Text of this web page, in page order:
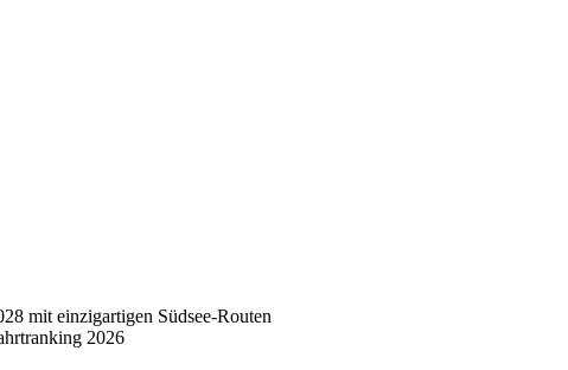
mit einzigartigen Südsee-Routen
2026